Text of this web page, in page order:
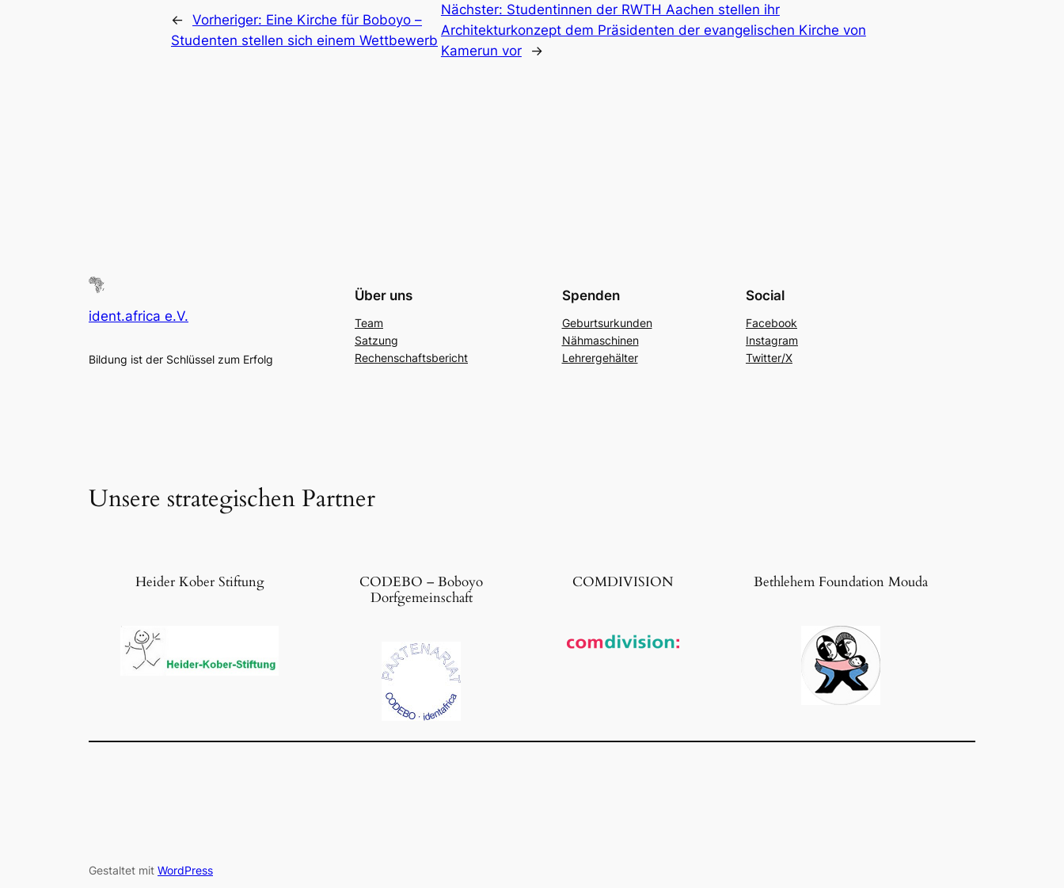
← Vorheriger: Eine Kirche für Boboyo –
Studenten stellen sich einem Wettbewerb
Nächster: Studentinnen der RWTH Aachen stellen ihr
Architekturkonzept dem Präsidenten der evangelischen Kirche von
Kamerun vor
→
ident.africa e.V.
Bildung ist der Schlüssel zum Erfolg
Über uns
Team
Satzung
Rechenschaftsbericht
Spenden
Geburtsurkunden
Nähmaschinen
Lehrergehälter
Social
Facebook
Instagram
Twitter/X
Unsere strategischen Partner
Heider Kober Stiftung
CODEBO – Boboyo
Dorfgemeinschaft
COMDIVISION Bethlehem Foundation Mouda
Gestaltet mit WordPress